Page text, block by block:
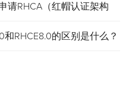
请RHCA（红帽认证架构
和RHCE8.0的区别是什么？